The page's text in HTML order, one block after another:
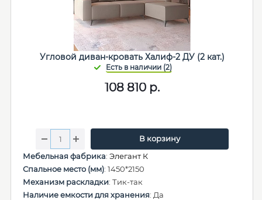
Угловой диван-кровать Халиф-2 ДУ (2 кат.)
108 810 р.
В корзину
Мебельная фабрика: Элегант К
Спальное место (мм): 1450*2150
Механизм раскладки: Тик-так
Наличие емкости для хранения: Да